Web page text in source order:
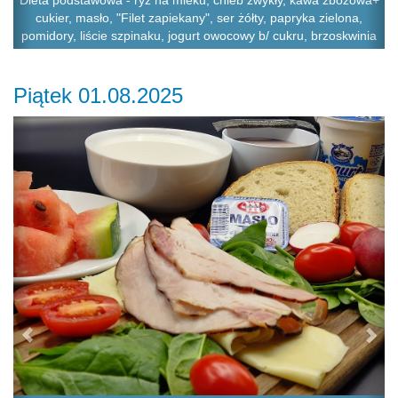
cukier, masło, "Filet zapiekany", ser żółty, papryka zielona,
pomidory, liście szpinaku, jogurt owocowy b/ cukru, brzoskwinia
Piątek 01.08.2025
Previous